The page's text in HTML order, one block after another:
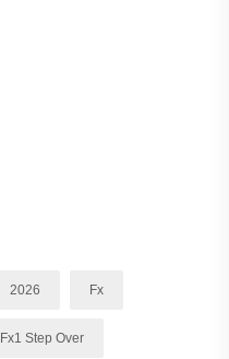
2026 Fx
Fx1 Step Over